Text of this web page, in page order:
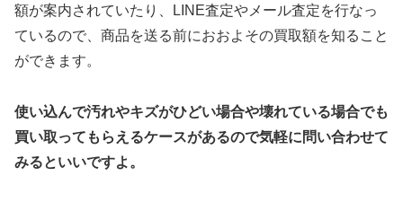
額が案内されていたり、LINE査定やメール査定を行なっ
ているので、商品を送る前におおよその買取額を知ること
ができます。
使い込んで汚れやキズがひどい場合や壊れている場合でも
買い取ってもらえるケースがあるので気軽に問い合わせて
みるといいですよ。